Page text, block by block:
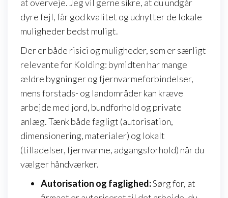
at overveje. Jeg vil gerne sikre, at du undgår
dyre fejl, får god kvalitet og udnytter de lokale
muligheder bedst muligt.
Der er både risici og muligheder, som er særligt
relevante for Kolding: bymidten har mange
ældre bygninger og fjernvarmeforbindelser,
mens forstads- og landområder kan kræve
arbejde med jord, bundforhold og private
anlæg. Tænk både fagligt (autorisation,
dimensionering, materialer) og lokalt
(tilladelser, fjernvarme, adgangsforhold) når du
vælger håndværker.
Autorisation og faglighed:Sørg for, at